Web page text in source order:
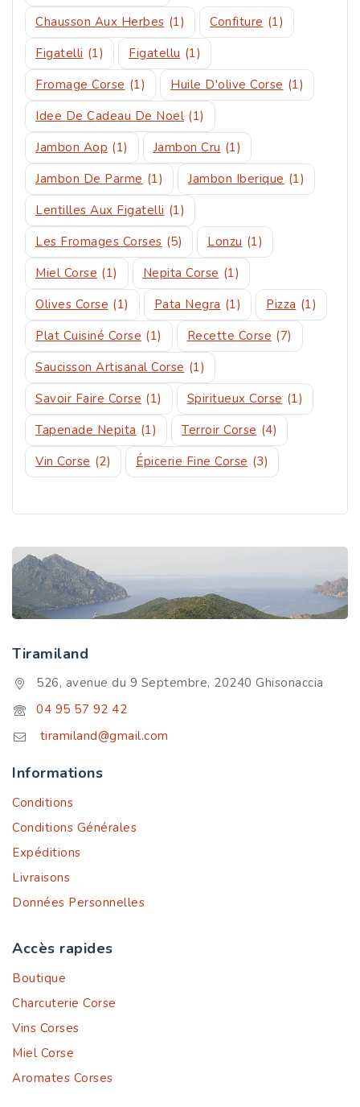
Chausson Aux Herbes (1) Confiture (1)
Figatelli (1) Figatellu (1)
Fromage Corse (1) Huile D'olive Corse (1)
Idee De Cadeau De Noel (1)
Jambon Aop (1) Jambon Cru (1)
Jambon De Parme (1) Jambon Iberique (1)
Lentilles Aux Figatelli (1)
Les Fromages Corses (5) Lonzu (1)
Miel Corse (1) Nepita Corse (1)
Olives Corse (1) Pata Negra (1) Pizza (1)
Plat Cuisiné Corse (1) Recette Corse (7)
Saucisson Artisanal Corse (1)
Savoir Faire Corse (1) Spiritueux Corse (1)
Tapenade Nepita (1) Terroir Corse (4)
Vin Corse (2) Épicerie Fine Corse (3)
Tiramiland
526, avenue du 9 Septembre, 20240 Ghisonaccia
04 95 57 92 42
tiramiland@gmail.com
Informations
Conditions
Conditions Générales
Expéditions
Livraisons
Données Personnelles
Accès rapides
Boutique
Charcuterie Corse
Vins Corses
Miel Corse
Aromates Corses